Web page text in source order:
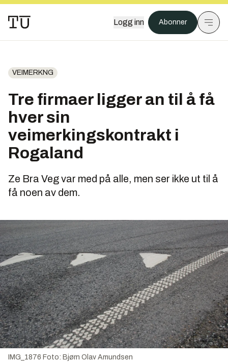
Logg inn Abonner
VEIMERKNG
Tre firmaer ligger an til å få
hver sin
veimerkingskontrakt i
Rogaland
Ze Bra Veg var med på alle, men ser ikke ut til å
få noen av dem.
IMG_1876 Foto: Bjørn Olav Amundsen